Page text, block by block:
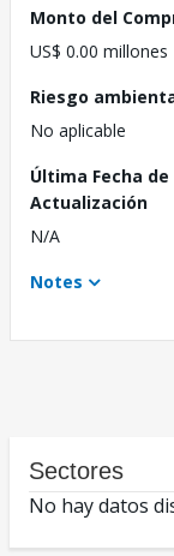
Monto del
US$ 0.00 millones
Riesgo
No aplicable
Última Fecha de
Actualización
N/A
Notes
Sectores
No hay datos